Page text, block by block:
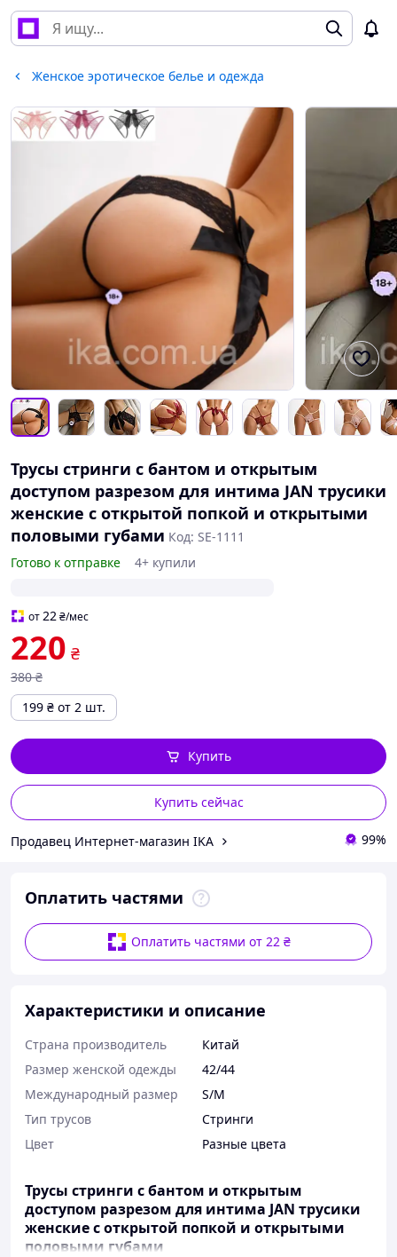
Женское эротическое белье и одежда
Трусы стринги с бантом и открытым
доступом разрезом для интима JAN трусики
женские с открытой попкой и открытыми
половыми губами Код: SE-1111
Готово к отправке
4+ купили
от22₴/мес
220 ₴
380 ₴
199 ₴ от 2 шт.
Купить сейчас
Купить
Продавец Интернет-магазин IKA 99%
Оплатить частями
Оплатить частями от 22 ₴
Характеристики и описание
Страна производитель
Китай
Размер женской одежды
42/44
Международный размер
S/M
Тип трусов
Стринги
Цвет
Разные цвета
Трусы стринги с бантом и открытым
доступом разрезом для интима JAN трусики
женские с открытой попкой и открытыми
половыми губами